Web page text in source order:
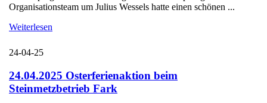
Organisationsteam um Julius Wessels hatte einen schönen ...
Weiterlesen
24-04-25
24.04.2025 Osterferienaktion beim
Steinmetzbetrieb Fark